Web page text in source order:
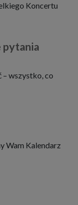
Koncertu
pytania
– wszystko, co
Wam Kalendarz